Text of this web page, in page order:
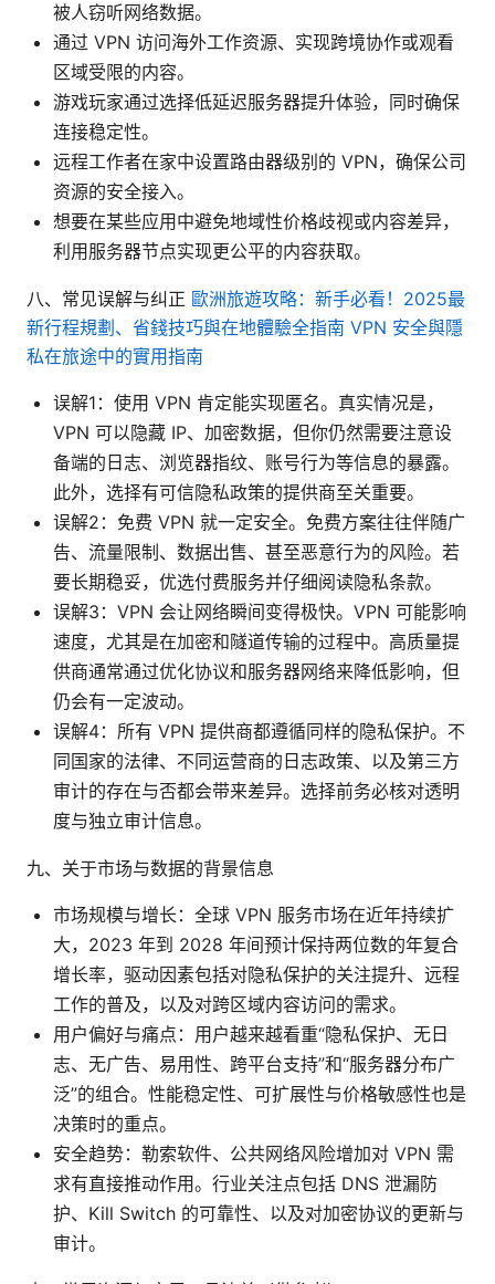
被人窃听网络数据。
通过 VPN 访问海外工作资源、实现跨境协作或观看
区域受限的内容。
游戏玩家通过选择低延迟服务器提升体验，同时确保
连接稳定性。
远程工作者在家中设置路由器级别的 VPN，确保公司
资源的安全接入。
想要在某些应用中避免地域性价格歧视或内容差异，
利用服务器节点实现更公平的内容获取。
八、常见误解与纠正 歐洲旅遊攻略：新手必看！2025最
新行程規劃、省錢技巧與在地體驗全指南 VPN 安全與隱
私在旅途中的實用指南
误解1：使用 VPN 肯定能实现匿名。真实情况是，
VPN 可以隐藏 IP、加密数据，但你仍然需要注意设
备端的日志、浏览器指纹、账号行为等信息的暴露。
此外，选择有可信隐私政策的提供商至关重要。
误解2：免费 VPN 就一定安全。免费方案往往伴随广
告、流量限制、数据出售、甚至恶意行为的风险。若
要长期稳妥，优选付费服务并仔细阅读隐私条款。
误解3：VPN 会让网络瞬间变得极快。VPN 可能影响
速度，尤其是在加密和隧道传输的过程中。高质量提
供商通常通过优化协议和服务器网络来降低影响，但
仍会有一定波动。
误解4：所有 VPN 提供商都遵循同样的隐私保护。不
同国家的法律、不同运营商的日志政策、以及第三方
审计的存在与否都会带来差异。选择前务必核对透明
度与独立审计信息。
九、关于市场与数据的背景信息
市场规模与增长：全球 VPN 服务市场在近年持续扩
大，2023 年到 2028 年间预计保持两位数的年复合
增长率，驱动因素包括对隐私保护的关注提升、远程
工作的普及，以及对跨区域内容访问的需求。
用户偏好与痛点：用户越来越看重“隐私保护、无日
志、无广告、易用性、跨平台支持”和“服务器分布广
泛”的组合。性能稳定性、可扩展性与价格敏感性也是
决策时的重点。
安全趋势：勒索软件、公共网络风险增加对 VPN 需
求有直接推动作用。行业关注点包括 DNS 泄漏防
护、Kill Switch 的可靠性、以及对加密协议的更新与
审计。